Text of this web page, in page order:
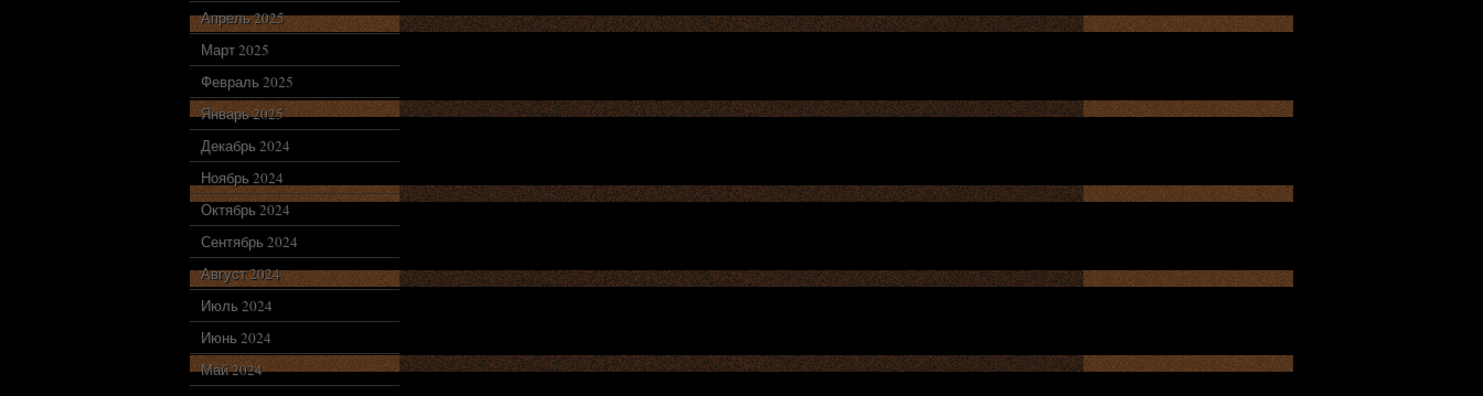
Апрель 2025
Март 2025
Февраль 2025
Январь 2025
Декабрь 2024
Ноябрь 2024
Октябрь 2024
Сентябрь 2024
Август 2024
Июль 2024
Июнь 2024
Май 2024